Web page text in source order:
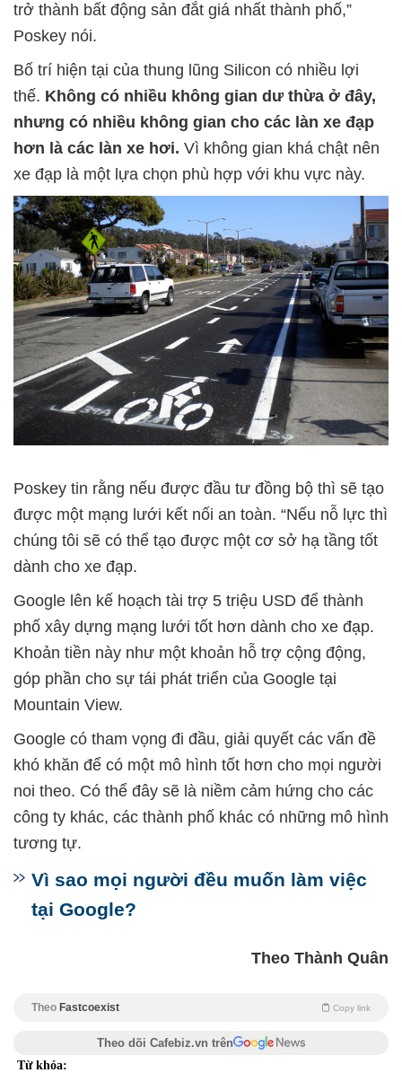
trở thành bất động sản đắt giá nhất thành phố,”
Poskey nói.
Bố trí hiện tại của thung lũng Silicon có nhiều lợi
thế. Không có nhiều không gian dư thừa ở đây,
nhưng có nhiều không gian cho các làn xe đạp
hơn là các làn xe hơi. Vì không gian khá chật nên
xe đạp là một lựa chọn phù hợp với khu vực này.
Poskey tin rằng nếu được đầu tư đồng bộ thì sẽ tạo
được một mạng lưới kết nối an toàn. “Nếu nỗ lực thì
chúng tôi sẽ có thể tạo được một cơ sở hạ tầng tốt
dành cho xe đạp.
Google lên kế hoạch tài trợ 5 triệu USD để thành
phố xây dựng mạng lưới tốt hơn dành cho xe đạp.
Khoản tiền này như một khoản hỗ trợ cộng động,
góp phần cho sự tái phát triển của Google tại
Mountain View.
Google có tham vọng đi đầu, giải quyết các vấn đề
khó khăn để có một mô hình tốt hơn cho mọi người
noi theo. Có thể đây sẽ là niềm cảm hứng cho các
công ty khác, các thành phố khác có những mô hình
tương tự.
Vì sao mọi người đều muốn làm việc
tại Google?
Theo Thành Quân
Theo Fastcoexist Copy link
Theo dõi Cafebiz.vn trên
Từ khóa: